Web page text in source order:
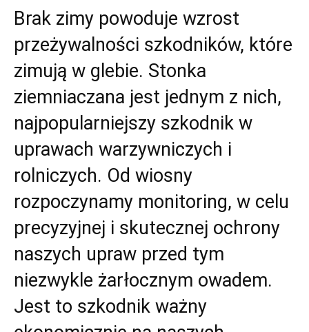
Brak zimy powoduje wzrost
przeżywalności szkodników, które
zimują w glebie. Stonka
ziemniaczana jest jednym z nich,
najpopularniejszy szkodnik w
uprawach warzywniczych i
rolniczych. Od wiosny
rozpoczynamy monitoring, w celu
precyzyjnej i skutecznej ochrony
naszych upraw przed tym
niezwykle żarłocznym owadem.
Jest to szkodnik ważny